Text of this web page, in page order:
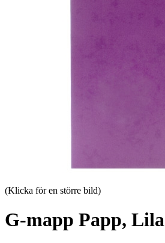
(Klicka för en större bild)
G-mapp Papp, Lila